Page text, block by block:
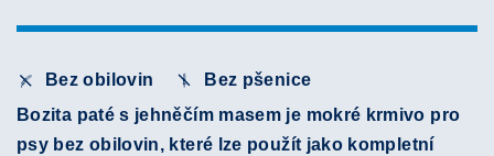
Bez obilovin
Bez pšenice
Bozita paté s jehněčím masem je mokré krmivo pro
psy bez obilovin, které lze použít jako kompletní